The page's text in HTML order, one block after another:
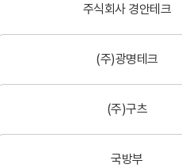
주식회사 경안테크
(주)광명테크
(주)구츠
국방부